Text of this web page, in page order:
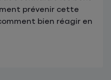
prévenir cette
bien réagir en